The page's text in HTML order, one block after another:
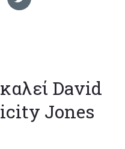
David
Jones